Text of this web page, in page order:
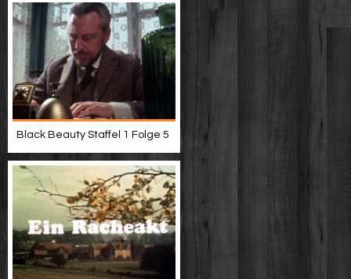
Black Beauty Staffel 1 Folge 5